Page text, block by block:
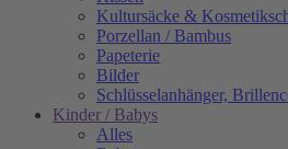
Kultursäcke &
Porzellan / Bambus
Papeterie
Bilder
Schlüsselanhänger,
Kinder / Babys
Alles